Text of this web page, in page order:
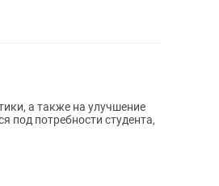
а также на улучшение
под потребности студента,